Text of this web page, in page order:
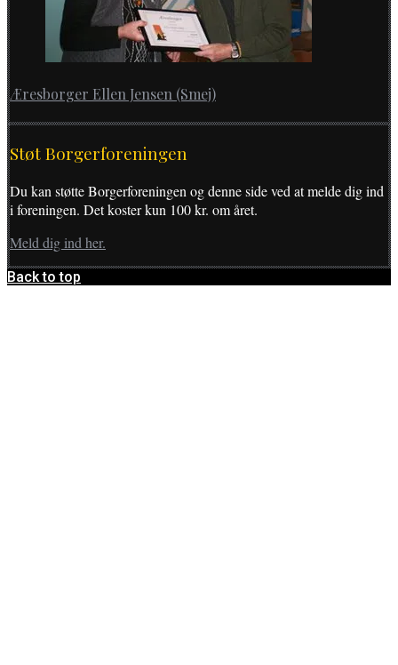
Æresborger Ellen Jensen (Smej)
Støt Borgerforeningen
Du kan støtte Borgerforeningen og denne side ved at melde dig ind
i foreningen. Det koster kun 100 kr. om året.
Meld dig ind her.
Back to top